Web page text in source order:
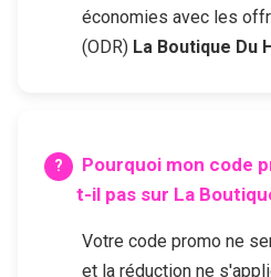
économies avec les
(ODR) La Boutique Du
Pourquoi mon code
t-il pas sur La
Votre code promo ne
et la réduction ne